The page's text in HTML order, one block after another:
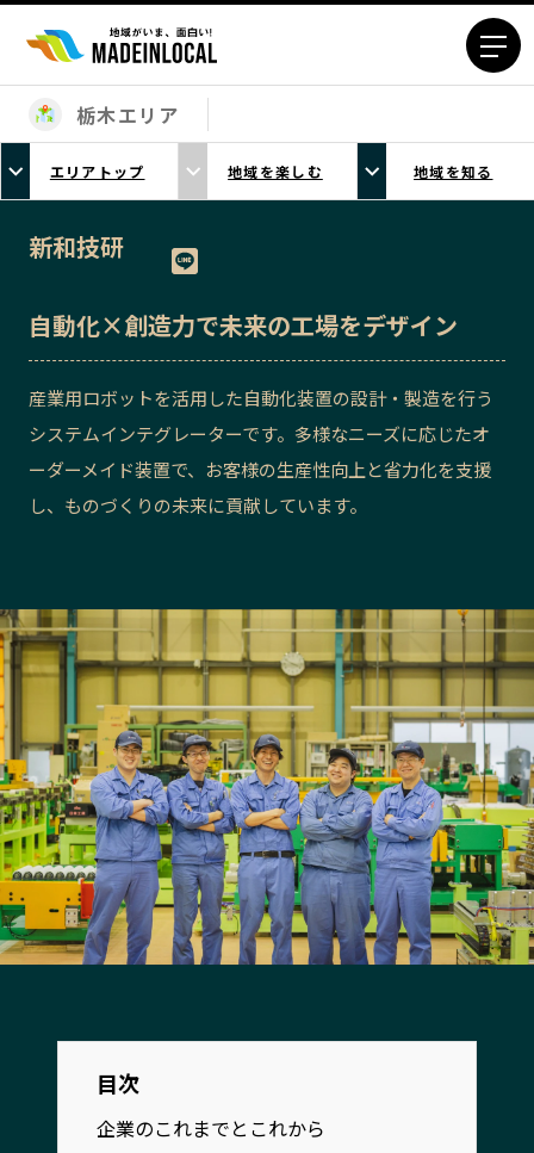
エリアから探す
北海道エリア
青森エリア
岩手エリア
栃木エリア
群馬エリア
三重エリア
滋賀エリア
京都エリア
大阪市エリア
北摂エリア
堺・泉州エリア
河内エリア
兵庫エリア
奈良エリア
和歌山エリア
鳥取エリア
島根エリア
岡山エリア
広島エリア
山口エリア
徳島エリア
香川エリア
愛媛エリア
高知エリア
福岡エリア
熊本エリア
大分エリア
宮崎エリア
沖縄エリア
栃木エリア
エリアトップ 地域を楽しむ 地域を知る
新和技研
自動化×創造力で未来の工場をデザイン
産業用ロボットを活用した自動化装置の設計・製造を行う
システムインテグレーターです。多様なニーズに応じたオ
ーダーメイド装置で、お客様の生産性向上と省力化を支援
し、ものづくりの未来に貢献しています。
目次
企業のこれまでとこれから